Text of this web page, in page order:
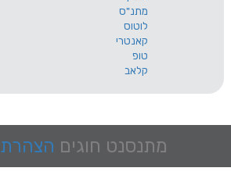
מתנסנט חוגים הצהרת נגישות